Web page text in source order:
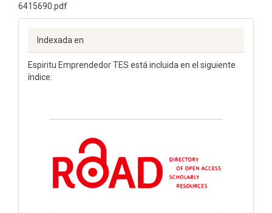
6415690.pdf
Indexada en
Espiritu Emprendedor TES está incluida en el siguiente
índice: